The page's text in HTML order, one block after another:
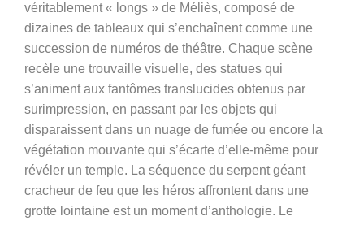
véritablement « longs » de Méliès, composé de
dizaines de tableaux qui s’enchaînent comme une
succession de numéros de théâtre. Chaque scène
recèle une trouvaille visuelle, des statues qui
s’animent aux fantômes translucides obtenus par
surimpression, en passant par les objets qui
disparaissent dans un nuage de fumée ou encore la
végétation mouvante qui s’écarte d’elle-même pour
révéler un temple. La séquence du serpent géant
cracheur de feu que les héros affrontent dans une
grotte lointaine est un moment d’anthologie. Le